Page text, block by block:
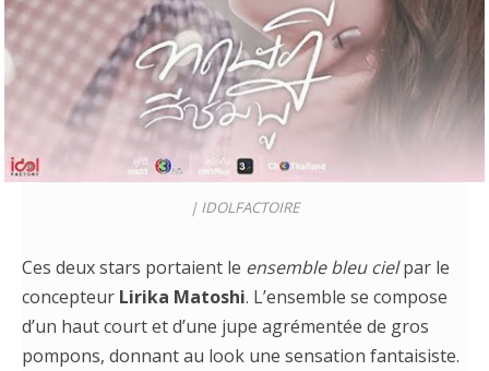
| IDOLFACTOIRE
Ces deux stars portaient le ensemble bleu cielpar le
concepteur Lirika Matoshi. L’ensemble se compose
d’un haut court et d’une jupe agrémentée de gros
pompons, donnant au look une sensation fantaisiste.